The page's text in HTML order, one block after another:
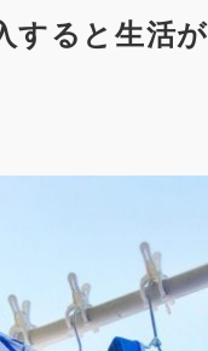
すると生活